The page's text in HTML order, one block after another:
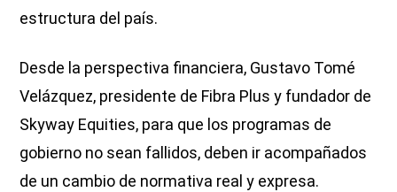
estructura del país.
Desde la perspectiva financiera, Gustavo Tomé
Velázquez, presidente de Fibra Plus y fundador de
Skyway Equities, para que los programas de
gobierno no sean fallidos, deben ir acompañados
de un cambio de normativa real y expresa.